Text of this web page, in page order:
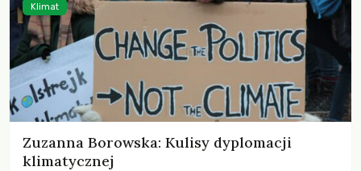
Zuzanna Borowska: Kulisy dyplomacji
klimatycznej
Klimat